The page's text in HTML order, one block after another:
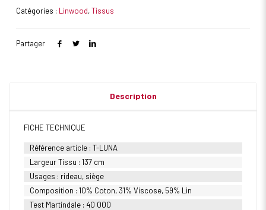
Catégories : Linwood,Tissus
Partager
Description
FICHE TECHNIQUE
Référence article : T-LUNA
Largeur Tissu : 137 cm
Usages : rideau, siège
Composition : 10% Coton, 31% Viscose, 59% Lin
Test Martindale : 40 000